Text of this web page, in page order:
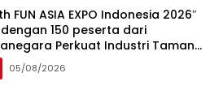
FUN ASIA EXPO Indonesia 2026″
150 peserta dari
Perkuat Industri Taman
dan Ekosistem Pariwisata di
Air
05/08/2026